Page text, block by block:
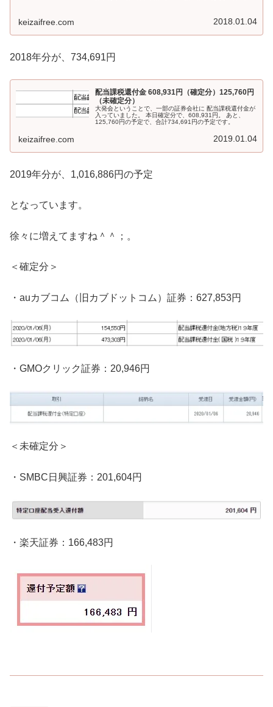
keizaifree.com 2018.01.04
2018年分が、734,691円
配当課税還付金 608,931円（確定分）125,760円
（未確定分）
大発会ということで、一部の証券会社に 配当課税還付金が
入っていました。 本日確定分で、608,931円。 あと、
125,760円の予定で、合計734,691円の予定です。
keizaifree.com 2019.01.04
2019年分が、1,016,886円の予定
となっています。
徐々に増えてますね＾＾；。
＜確定分＞
・auカブコム（旧カブドットコム）証券：627,853円
・GMOクリック証券：20,946円
＜未確定分＞
・SMBC日興証券：201,604円
・楽天証券：166,483円